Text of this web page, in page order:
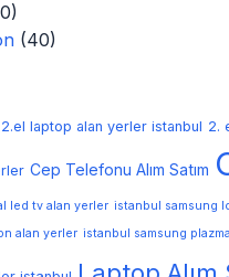
(40)
2.el laptop alan yerler istanbul 2.
Cep Telefonu Alım Satım
led tv alan yerler istanbul samsung
alan yerler istanbul samsung